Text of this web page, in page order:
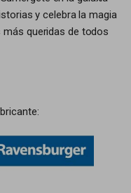
y celebra la magia
queridas de todos